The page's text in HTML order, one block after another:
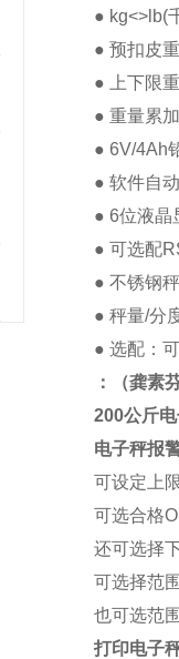
● kg<>lb(
● 预扣皮
● 上下限
● 重量累
● 6V/4Ah
● 软件自
● 6位液晶
● 可选配
● 不锈钢
● 秤量/分
● 选配：
：
（龚
200公斤
电子秤报
可设定上
可选合格
还可选择
可选择范
也可选范
打印电子